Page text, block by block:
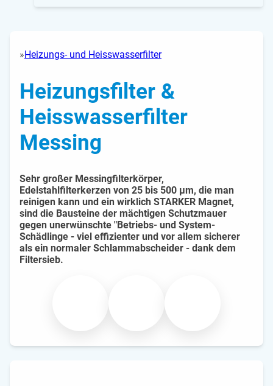
H
m
Heizungs- und Heisswasserfilter
Heizungsfilter &
Heisswasserfilter
Messing
Sehr großer Messingfilterkörper,
Edelstahlfilterkerzen von 25 bis 500 µm, die man
reinigen kann und ein wirklich STARKER Magnet,
sind die Bausteine der mächtigen Schutzmauer
gegen unerwünschte "Betriebs- und System-
Schädlinge - viel effizienter und vor allem sicherer
als ein normaler Schlammabscheider - dank dem
Filtersieb.